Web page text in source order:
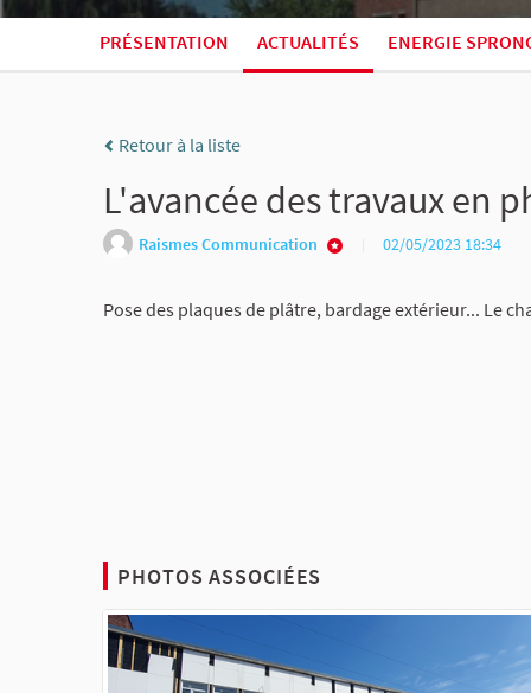
PRÉSENTATION ACTUALITÉS ENERGIE
Retour à la liste
L'avancée des travaux en
Raismes Communication 02/05/2023 18:34
Pose des plaques de plâtre, bardage extérieur... Le
PHOTOS ASSOCIÉES